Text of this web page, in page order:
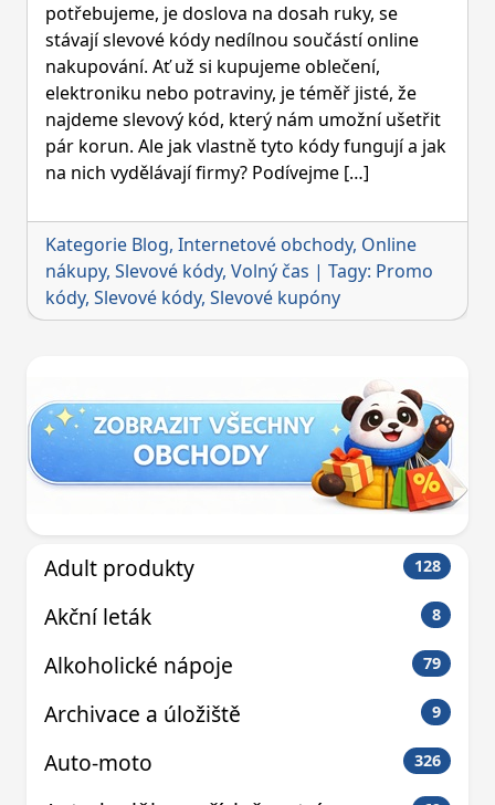
zákulisí
slevových
kódů:
jak
fungují
a
jak
na
nich
firmy
potřebujeme, je doslova na dosah ruky, se
stávají slevové kódy nedílnou součástí online
nakupování. Ať už si kupujeme oblečení,
elektroniku nebo potraviny, je téměř jisté, že
najdeme slevový kód, který nám umožní ušetřit
pár korun. Ale jak vlastně tyto kódy fungují a jak
na nich vydělávají firmy? Podívejme […]
Kategorie Blog, Internetové obchody, Online
nákupy, Slevové kódy, Volný čas | Tagy: Promo
kódy, Slevové kódy, Slevové kupóny
Adult produkty 128
Akční leták 8
Alkoholické nápoje 79
Archivace a úložiště 9
Auto-moto 326